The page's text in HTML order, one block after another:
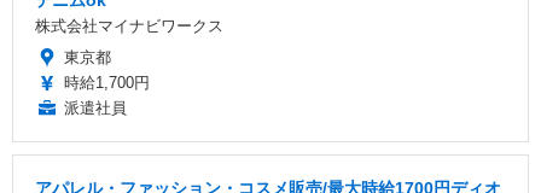
株式会社マイナビワークス
東京都
時給1,700円
派遣社員
アパレル・ファッション・コスメ販売/最大時給1700円ディオ